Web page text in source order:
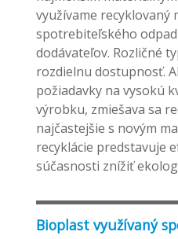
využívame recyklovaný
spotrebiteľského
dodávateľov. Rozličné
rozdielnu dostupnosť.
požiadavky na vysokú
výrobku, zmiešava sa
najčastejšie s novým
recyklácie predstavuje
súčasnosti znížiť
Bioplast využívaný